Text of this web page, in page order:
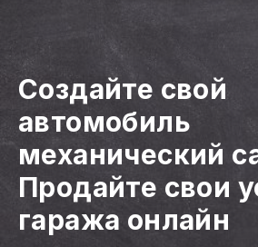
Создайте свой
автомобиль
механический
Продайте свои
гаража онлайн